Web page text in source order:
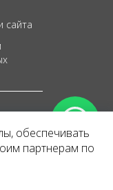
сайта
обеспечивать
партнерам по